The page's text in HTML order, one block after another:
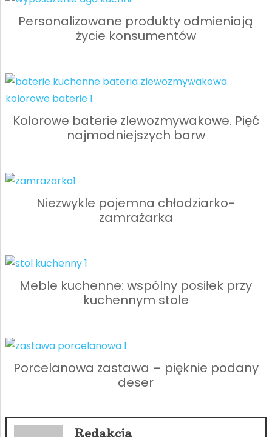
Personalizowane produkty odmieniają
życie konsumentów
Kolorowe baterie zlewozmywakowe. Pięć
najmodniejszych barw
Niezwykle pojemna chłodziarko-
zamrażarka
Meble kuchenne: wspólny posiłek przy
kuchennym stole
Porcelanowa zastawa – pięknie podany
deser
Redakcja